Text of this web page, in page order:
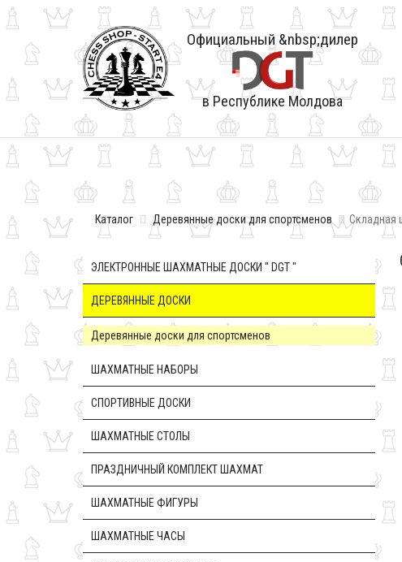
Официальный &nbsp;дилер
в Республике Молдова
Каталог Деревянные доски для спортсменов Складная
ЭЛЕКТРОННЫЕ ШАХМАТНЫЕ ДОСКИ " DGT "
ДЕРЕВЯННЫЕ ДОСКИ
Деревянные доски для спортсменов
ШАХМАТНЫЕ НАБОРЫ
CПОРТИВНЫЕ ДОСКИ
ШАХМАТНЫЕ СТОЛЫ
ПРАЗДНИЧНЫЙ КОМПЛЕКТ ШАХМАТ
ШАХМАТНЫЕ ФИГУРЫ
ШАХМАТНЫЕ ЧАСЫ